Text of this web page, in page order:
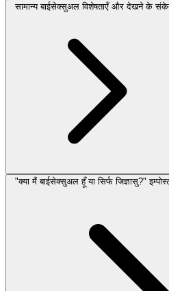
सामान्य बाईसेक्सुअल विशेषताएँ और देखने के
"क्या मैं बाईसेक्सुअल हूँ या सिर्फ जिज्ञासु?"